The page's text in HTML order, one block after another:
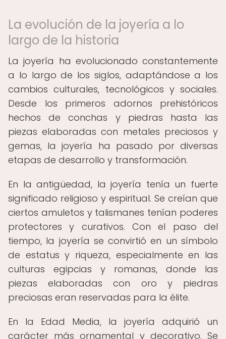
La evolución de la joyería a lo
largo de la historia
La joyería ha evolucionado constantemente
a lo largo de los siglos, adaptándose a los
cambios culturales, tecnológicos y sociales.
Desde los primeros adornos prehistóricos
hechos de conchas y piedras hasta las
piezas elaboradas con metales preciosos y
gemas, la joyería ha pasado por diversas
etapas de desarrollo y transformación.
En la antigüedad, la joyería tenía un fuerte
significado religioso y espiritual. Se creían que
ciertos amuletos y talismanes tenían poderes
protectores y curativos. Con el paso del
tiempo, la joyería se convirtió en un símbolo
de estatus y riqueza, especialmente en las
culturas egipcias y romanas, donde las
piezas elaboradas con oro y piedras
preciosas eran reservadas para la élite.
En la Edad Media, la joyería adquirió un
carácter más ornamental y decorativo. Se